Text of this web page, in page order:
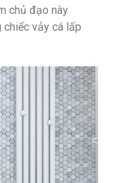
chủ đạo này
vảy cá lấp